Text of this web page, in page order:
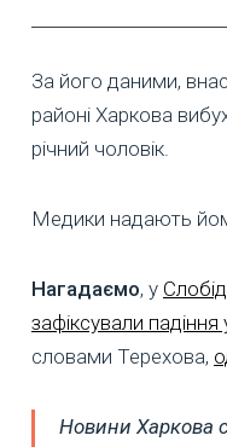
За його даними,
районі Харкова
річний чоловік.
Медики надають
Нагадаємо, у
зафіксували
словами Терехова,
Новини Харкова